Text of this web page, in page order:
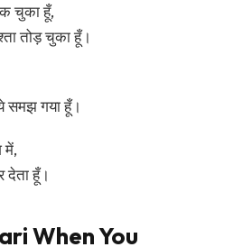
चुका हूँ,
तोड़ चुका हूँ।
समझ गया हूँ।
में,
देता हूँ।
When You